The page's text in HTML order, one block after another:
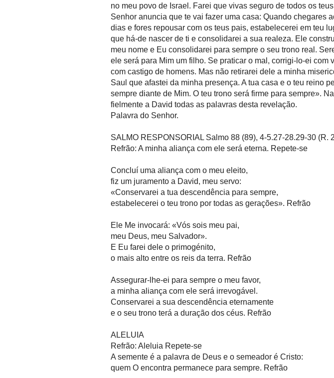
no meu povo de Israel. Farei que vivas seguro de todos os
Senhor anuncia que te vai fazer uma casa: Quando chegares
dias e fores repousar com os teus pais, estabelecerei em teu
que há-de nascer de ti e consolidarei a sua realeza. Ele
meu nome e Eu consolidarei para sempre o seu trono real.
ele será para Mim um filho. Se praticar o mal, corrigi-lo-ei com
com castigo de homens. Mas não retirarei dele a minha
Saul que afastei da minha presença. A tua casa e o teu reino
sempre diante de Mim. O teu trono será firme para sempre».
fielmente a David todas as palavras desta revelação.
Palavra do Senhor.
SALMO RESPONSORIAL Salmo 88 (89), 4-5.27-28.29-30 (R.
Refrão: A minha aliança com ele será eterna. Repete-se
Concluí uma aliança com o meu eleito,
fiz um juramento a David, meu servo:
«Conservarei a tua descendência para sempre,
estabelecerei o teu trono por todas as gerações». Refrão
Ele Me invocará: «Vós sois meu pai,
meu Deus, meu Salvador».
E Eu farei dele o primogénito,
o mais alto entre os reis da terra. Refrão
Assegurar-lhe-ei para sempre o meu favor,
a minha aliança com ele será irrevogável.
Conservarei a sua descendência eternamente
e o seu trono terá a duração dos céus. Refrão
ALELUIA
Refrão: Aleluia Repete-se
A semente é a palavra de Deus e o semeador é Cristo:
quem O encontra permanece para sempre. Refrão